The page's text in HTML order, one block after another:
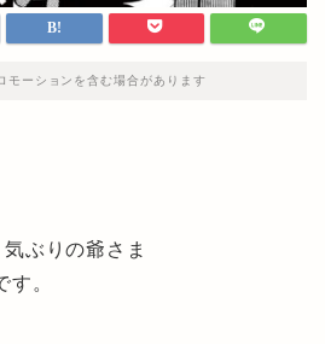
モーションを含む場合があります
ぶりの爺さま
す。